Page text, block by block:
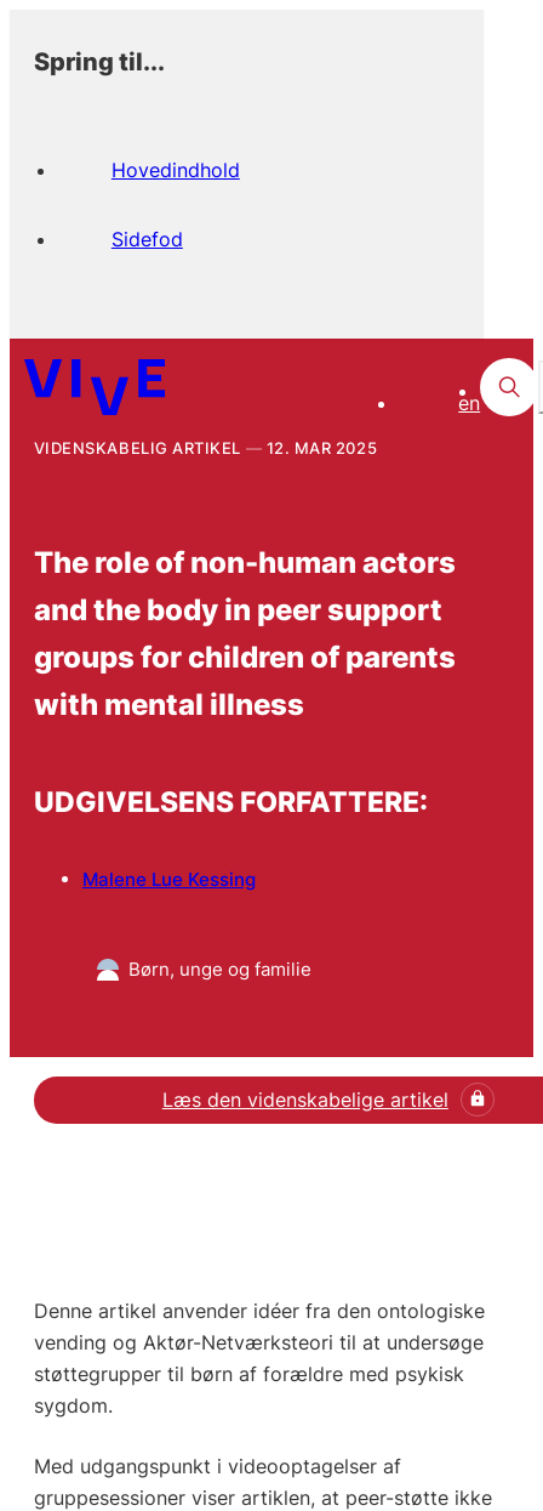
Spring til...
Hovedindhold
Sidefod
en
VIDENSKABELIG ARTIKEL 12. MAR 2025
The role of non-human actors
and the body in peer support
groups for children of parents
with mental illness
UDGIVELSENS FORFATTERE:
Malene Lue Kessing
Børn, unge og familie
Læs den videnskabelige artikel
Denne artikel anvender idéer fra den ontologiske
vending og Aktør-Netværksteori til at undersøge
støttegrupper til børn af forældre med psykisk
sygdom.
Med udgangspunkt i videooptagelser af
gruppesessioner viser artiklen, at peer-støtte ikke